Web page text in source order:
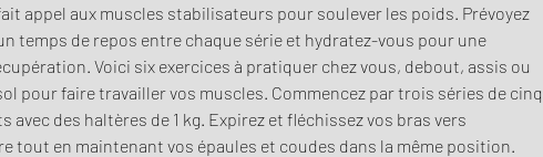
appel aux muscles stabilisateurs pour soulever les poids. Prévoyez
temps de repos entre chaque série et hydratez-vous pour une
Voici six exercices à pratiquer chez vous, debout, assis ou
pour faire travailler vos muscles. Commencez par trois séries de cinq
avec des haltères de 1 kg. Expirez et fléchissez vos bras vers
tout en maintenant vos épaules et coudes dans la même position.